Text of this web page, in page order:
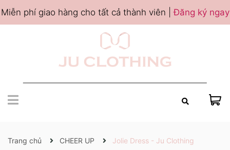
Miễn phí giao hàng cho tất cả thành viên |Đăng ký ngay
Trang chủ CHEER UP Jolie Dress - Ju Clothing